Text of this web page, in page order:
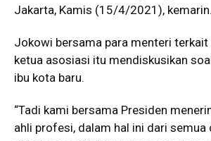
Jakarta, Kamis (15/4/2021), kemarin.
Jokowi bersama para menteri terkait
ketua asosiasi itu mendiskusikan
ibu kota baru.
“Tadi kami bersama Presiden
ahli profesi, dalam hal ini dari semua